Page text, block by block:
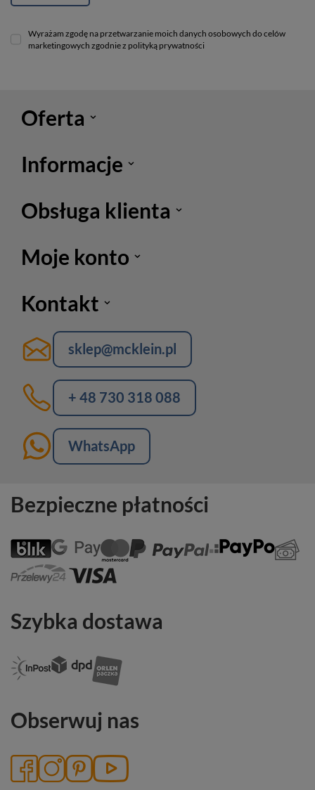
Wyrażam zgodę na przetwarzanie moich danych osobowych do celów
marketingowych zgodnie z polityką prywatności
Oferta
Informacje
Obsługa klienta
Moje konto
Kontakt
sklep@mcklein.pl
+ 48 730 318 088
WhatsApp
Bezpieczne płatności
Szybka dostawa
Obserwuj nas